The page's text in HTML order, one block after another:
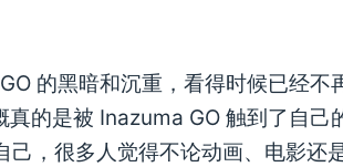
的黑暗和沉重，看得时候已经不
真的是被 Inazuma GO 触到了自己
，很多人觉得不论动画、电影还